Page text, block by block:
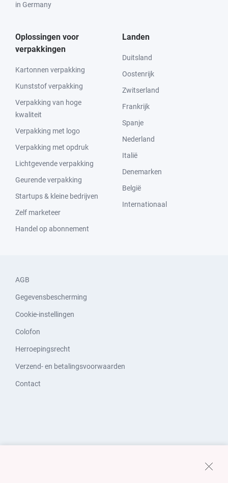
in Germany
Oplossingen voor
verpakkingen
Kartonnen verpakking
Kunststof verpakking
Verpakking van hoge
kwaliteit
Verpakking met logo
Verpakking met opdruk
Lichtgevende verpakking
Geurende verpakking
Startups & kleine bedrijven
Zelf marketeer
Handel op abonnement
Landen
Duitsland
Oostenrijk
Zwitserland
Frankrijk
Spanje
Nederland
Italië
Denemarken
België
Internationaal
AGB
Gegevensbescherming
Cookie-instellingen
Colofon
Herroepingsrecht
Verzend- en betalingsvoorwaarden
Contact